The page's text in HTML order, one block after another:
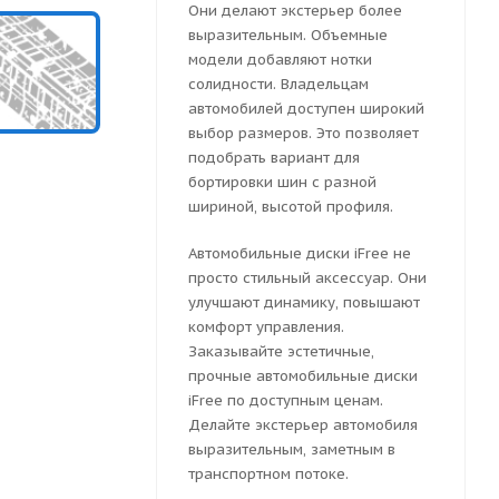
Они делают экстерьер более
выразительным. Объемные
модели добавляют нотки
солидности. Владельцам
автомобилей доступен широкий
выбор размеров. Это позволяет
подобрать вариант для
бортировки шин с разной
шириной, высотой профиля.
Автомобильные диски iFree не
просто стильный аксессуар. Они
улучшают динамику, повышают
комфорт управления.
Заказывайте эстетичные,
прочные автомобильные диски
iFree по доступным ценам.
Делайте экстерьер автомобиля
выразительным, заметным в
транспортном потоке.